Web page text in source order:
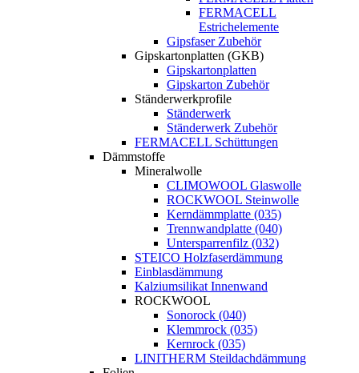
FERMACELL
Estrichelemente
Gipsfaser Zubehör
Gipskartonplatten (GKB)
Gipskartonplatten
Gipskarton Zubehör
Ständerwerkprofile
Ständerwerk
Ständerwerk Zubehör
FERMACELL Schüttungen
Dämmstoffe
Mineralwolle
CLIMOWOOL Glaswolle
ROCKWOOL Steinwolle
Kerndämmplatte (035)
Trennwandplatte (040)
Untersparrenfilz (032)
STEICO Holzfaserdämmung
Einblasdämmung
Kalziumsilikat Innenwand
ROCKWOOL
Sonorock (040)
Klemmrock (035)
Kernrock (035)
LINITHERM Steildachdämmung